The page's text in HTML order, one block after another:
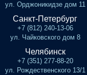
ул. Орджоникидзе дом 11
Санкт-Петербург
+7 (812) 240-13-06
ул. Чайковского дом 8
Челябинск
+7 (351) 277-88-20
ул. Рождественского 13/1